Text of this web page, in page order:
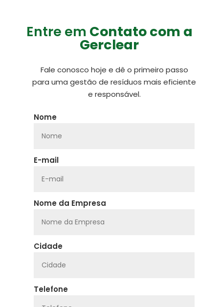
Entre em Contato com a
Gerclear
Fale conosco hoje e dê o primeiro passo
para uma gestão de resíduos mais eficiente
e responsável.
Nome
E-mail
Nome da Empresa
Cidade
Telefone